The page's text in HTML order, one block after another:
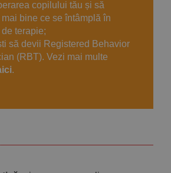
copilului tău și să
bine ce se întâmplă în
terapie;
să devii Registered Behavior
(RBT). Vezi mai multe
.